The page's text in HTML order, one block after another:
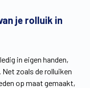
je rolluik in
in eigen handen,
zoals de rolluiken
op maat gemaakt,